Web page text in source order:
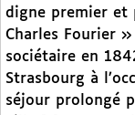
digne premier et
Charles Fourier »
sociétaire en
Strasbourg à
séjour prolongé